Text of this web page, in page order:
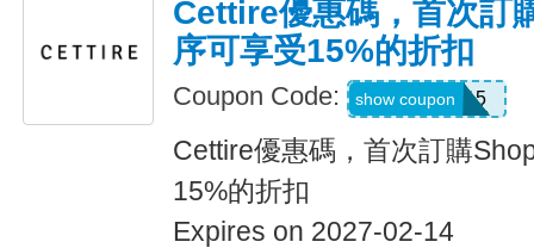
Cettire優惠碼，首次訂
序可享受15%的折扣
Coupon Code: APP15
show coupon
Cettire優惠碼，首次訂購
15%的折扣
Expires on 2027-02-14